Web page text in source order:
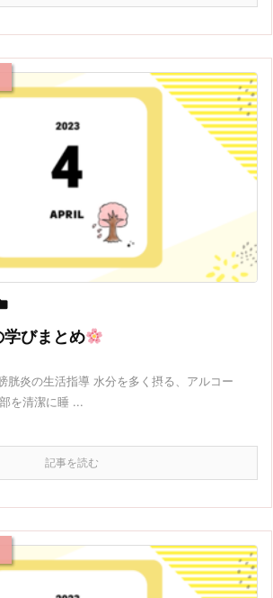
びまとめ
胱炎の生活指導 水分を多く摂る、アルコー
を清潔に睡 ...
記事を読む